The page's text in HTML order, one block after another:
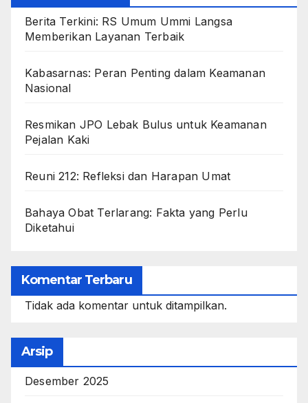
Berita Terkini: RS Umum Ummi Langsa
Memberikan Layanan Terbaik
Kabasarnas: Peran Penting dalam Keamanan
Nasional
Resmikan JPO Lebak Bulus untuk Keamanan
Pejalan Kaki
Reuni 212: Refleksi dan Harapan Umat
Bahaya Obat Terlarang: Fakta yang Perlu
Diketahui
Komentar Terbaru
Tidak ada komentar untuk ditampilkan.
Arsip
Desember 2025